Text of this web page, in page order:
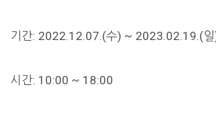
기간: 2022.12.07.(수) ~ 2023.02.19.(
시간: 10:00 ~ 18:00